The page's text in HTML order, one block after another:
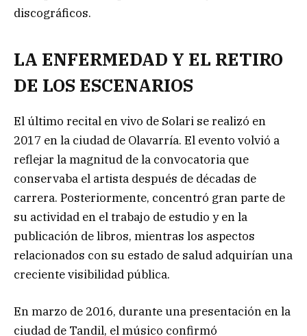
discográficos.
LA ENFERMEDAD Y EL RETIRO
DE LOS ESCENARIOS
El último recital en vivo de Solari se realizó en
2017 en la ciudad de Olavarría. El evento volvió a
reflejar la magnitud de la convocatoria que
conservaba el artista después de décadas de
carrera. Posteriormente, concentró gran parte de
su actividad en el trabajo de estudio y en la
publicación de libros, mientras los aspectos
relacionados con su estado de salud adquirían una
creciente visibilidad pública.
En marzo de 2016, durante una presentación en la
ciudad de Tandil, el músico confirmó